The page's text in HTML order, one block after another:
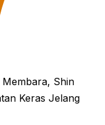
Shin
Keras Jelang